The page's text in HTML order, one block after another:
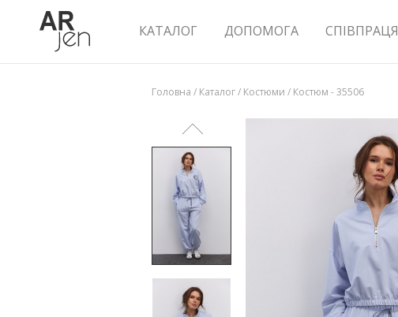
КАТАЛОГ ДОПОМОГА СПІВПРАЦЯ
Головна / Каталог/ Костюми / Костюм - 35506